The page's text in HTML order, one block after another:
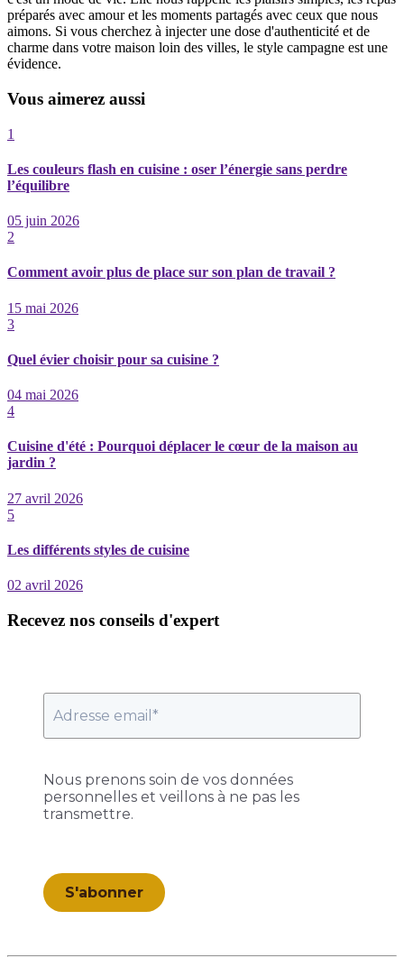
préparés avec amour et les moments partagés avec ceux que nous
aimons. Si vous cherchez à injecter une dose d'authenticité et de
charme dans votre maison loin des villes, le style campagne est une
évidence.
Vous aimerez aussi
1
Les couleurs flash en cuisine : oser l’énergie sans perdre
l’équilibre
05 juin 2026
2
Comment avoir plus de place sur son plan de travail ?
15 mai 2026
3
Quel évier choisir pour sa cuisine ?
04 mai 2026
4
Cuisine d'été : Pourquoi déplacer le cœur de la maison au
jardin ?
27 avril 2026
5
Les différents styles de cuisine
02 avril 2026
Recevez nos conseils d'expert
Nous prenons soin de vos données
personnelles et veillons à ne pas les
transmettre.
S'abonner